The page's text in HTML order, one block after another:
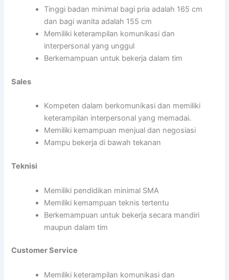
Tinggi badan minimal bagi pria adalah 165 cm
dan bagi wanita adalah 155 cm
Memiliki keterampilan komunikasi dan
interpersonal yang unggul
Berkemampuan untuk bekerja dalam tim
Sales
Kompeten dalam berkomunikasi dan memiliki
keterampilan interpersonal yang memadai.
Memiliki kemampuan menjual dan negosiasi
Mampu bekerja di bawah tekanan
Teknisi
Memiliki pendidikan minimal SMA
Memiliki kemampuan teknis tertentu
Berkemampuan untuk bekerja secara mandiri
maupun dalam tim
Customer Service
Memiliki keterampilan komunikasi dan